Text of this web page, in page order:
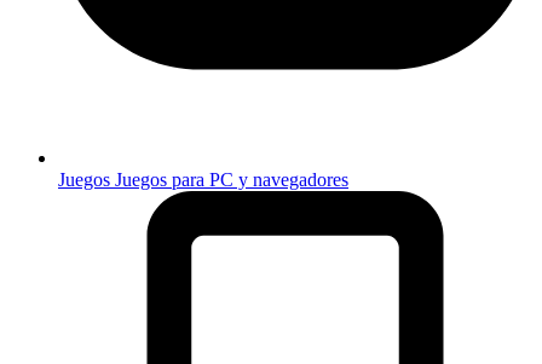
Juegos Juegos para PC y navegadores